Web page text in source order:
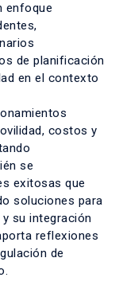
enfoque
de planificación
en el contexto
costos y
se
exitosas que
soluciones para
su integración
reflexiones
de